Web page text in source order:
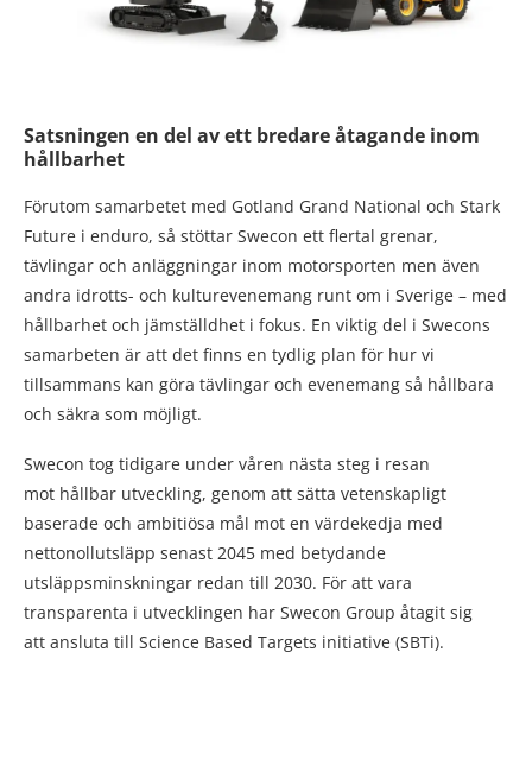
Satsningen en del av ett bredare åtagande inom
hållbarhet
Förutom samarbetet med Gotland Grand National och Stark
Future i enduro, så stöttar Swecon ett flertal grenar,
tävlingar och anläggningar inom motorsporten men även
andra idrotts- och kulturevenemang runt om i Sverige – med
hållbarhet och jämställdhet i fokus. En viktig del i Swecons
samarbeten är att det finns en tydlig plan för hur vi
tillsammans kan göra tävlingar och evenemang så hållbara
och säkra som möjligt.
Swecon tog tidigare under våren nästa steg i resan
mot hållbar utveckling, genom att sätta vetenskapligt
baserade och ambitiösa mål mot en värdekedja med
nettonollutsläpp senast 2045 med betydande
utsläppsminskningar redan till 2030. För att vara
transparenta i utvecklingen har Swecon Group åtagit sig
att ansluta till Science Based Targets initiative (SBTi).